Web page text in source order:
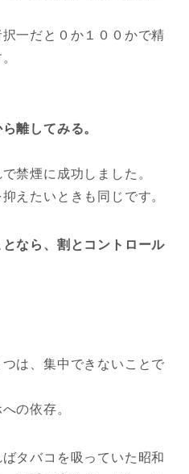
一だと０か１００かで精
離してみる。
禁煙に成功しました。
えたいときも同じです。
なら、割とコントロール
は、集中できないことで
の依存。
タバコを吸っていた昭和